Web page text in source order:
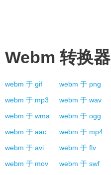
Webm 转换器
webm 于 gif webm 于 png
webm 于 mp3 webm 于 wav
webm 于 wma webm 于 ogg
webm 于 aac webm 于 mp4
webm 于 avi webm 于 flv
webm 于 mov webm 于 swf